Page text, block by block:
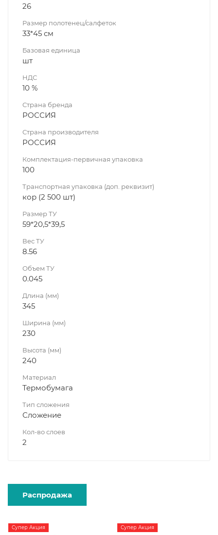
26
Размер полотенец/салфеток
33*45 см
Базовая единица
шт
НДС
10 %
Страна бренда
РОССИЯ
Страна производителя
РОССИЯ
Комплектация-первичная упаковка
100
Транспортная упаковка (доп. реквизит)
кор (2 500 шт)
Размер ТУ
59*20,5*39,5
Вес ТУ
8.56
Объем ТУ
0.045
Длина (мм)
345
Ширина (мм)
230
Высота (мм)
240
Материал
Термобумага
Тип сложения
Сложение
Кол-во слоев
2
Распродажа
Супер Акция Супер Акция